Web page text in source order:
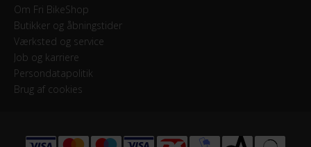
Om Fri BikeShop
Butikker og åbningstider
Værksted og service
Job og karriere
Persondatapolitik
Brug af cookies